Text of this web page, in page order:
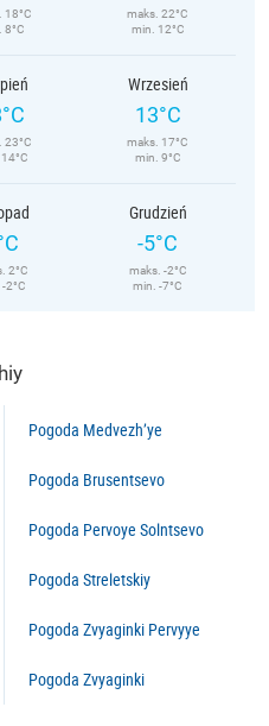
18°C
8°C
maks. 22°C
min. 12°C
23°C
Wrzesień
13°C
maks. 17°C
min. 9°C
2°C
2°C
Grudzień
-5°C
maks. -2°C
min. -7°C
Pogoda Medvezh’ye
Pogoda Brusentsevo
Pogoda Pervoye Solntsevo
Pogoda Streletskiy
Pogoda Zvyaginki Pervyye
Pogoda Zvyaginki